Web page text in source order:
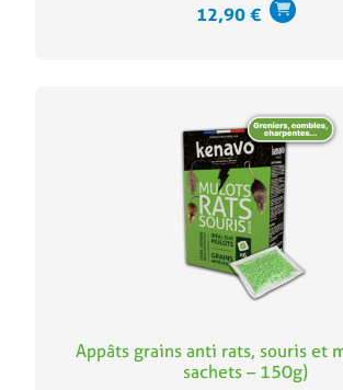
12,90€
Appâts grains anti rats, souris et
sachets – 150g)